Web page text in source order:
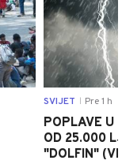
SVIJET Pre 1 h
POPLAVE U
OD 25.000
"DOLFIN"